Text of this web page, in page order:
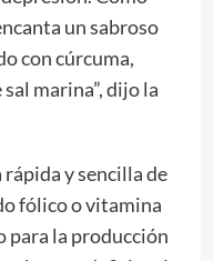
un sabroso
con cúrcuma,
marina”, dijo la
y sencilla de
fólico o vitamina
para la producción